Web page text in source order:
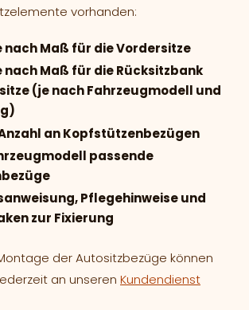
vorhanden:
nach Maß für die Vordersitze
nach Maß für die Rücksitzbank
(je nach Fahrzeugmodell und
an Kopfstützenbezügen
passende
Pflegehinweise und
zur Fixierung
der Autositzbezüge können
an unseren Kundendienst